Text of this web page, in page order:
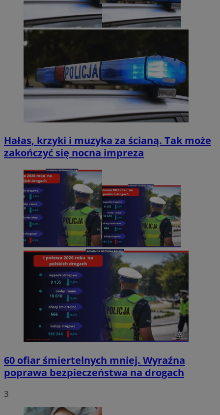
Hałas, krzyki i muzyka za ścianą. Tak może
zakończyć się nocna impreza
60 ofiar śmiertelnych mniej. Wyraźna
poprawa bezpieczeństwa na drogach
3